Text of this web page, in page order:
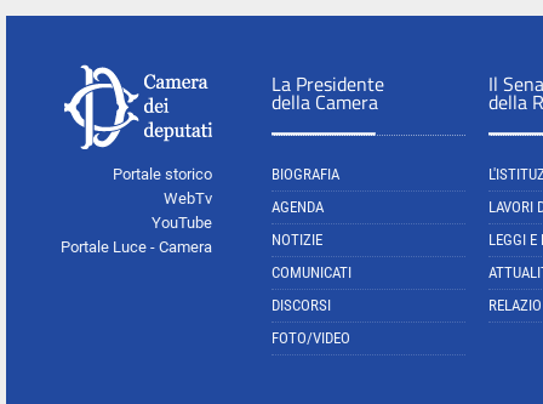
Portale storico
WebTv
YouTube
Portale Luce - Camera
La Presidente
della Camera
BIOGRAFIA
AGENDA
NOTIZIE
COMUNICATI
DISCORSI
FOTO/VIDEO
Il
della
LAVORI
LEGGI E